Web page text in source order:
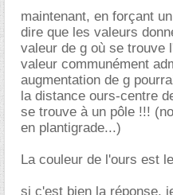
maintenant, en forçant
dire que les valeurs
valeur de g où se trouve
valeur communément
augmentation de g
la distance ours-centre
se trouve à un pôle !!!
en plantigrade...)
La couleur de l'ours est
si c'est bien la réponse,